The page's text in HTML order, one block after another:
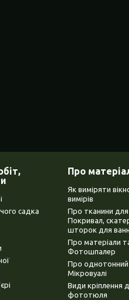
садка
Про
Як виміряти
вимірів
Про тканини
Покривал,
шторок для
Про матеріали
Фотошпалер
Про однотонний
Мікровуалі
Види
фототюля